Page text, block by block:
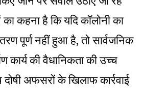
कहना है कि यदि कॉलोनी का
पूर्ण नहीं हुआ है, तो सार्वजनिक
कार्य की वैधानिकता की उच्च
अफसरों के खिलाफ कार्रवाई